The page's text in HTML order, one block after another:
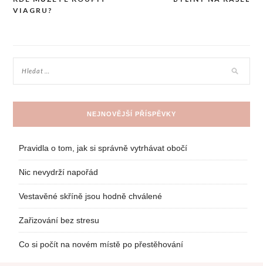
VIAGRU?
NEJNOVĚJŠÍ PŘÍSPĚVKY
Pravidla o tom, jak si správně vytrhávat obočí
Nic nevydrží napořád
Vestavěné skříně jsou hodně chválené
Zařizování bez stresu
Co si počít na novém místě po přestěhování